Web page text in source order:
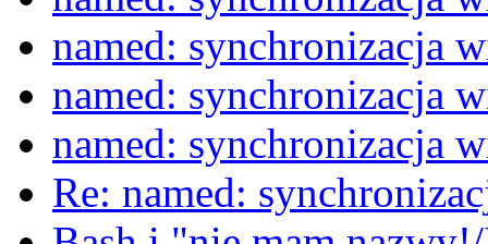
named: synchronizacja
named: synchronizacja
named: synchronizacja
Re: named: